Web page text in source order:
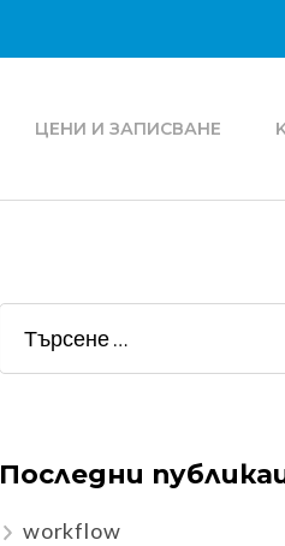
ЦЕНИ И ЗАПИСВАНЕ
Търсене
за:
Последни
workflow